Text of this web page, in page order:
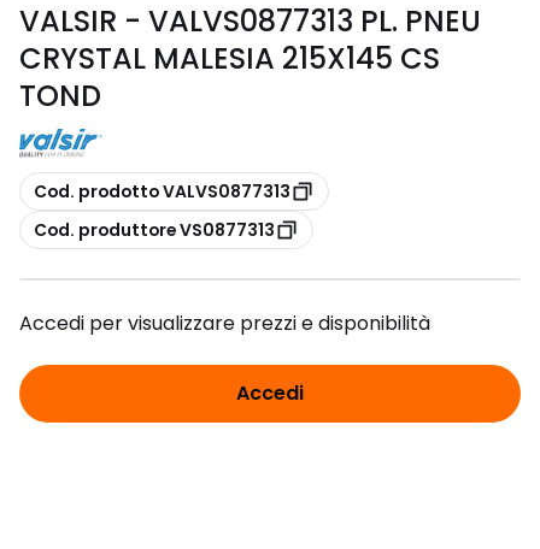
VALSIR - VALVS0877313 PL. PNEU
CRYSTAL MALESIA 215X145 CS
TOND
copia
Cod. prodotto VALVS0877313
copia
Cod. produttore VS0877313
Accedi per visualizzare prezzi e disponibilità
Accedi